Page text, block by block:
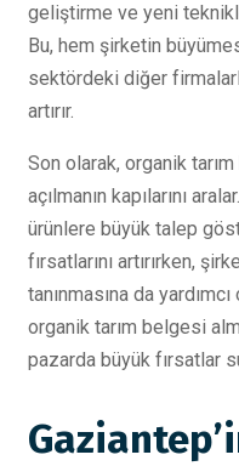
geliştirme ve yeni
Bu, hem şirketin
sektördeki diğer
artırır.
Son olarak, organik
açılmanın kapılarını
ürünlere büyük talep
fırsatlarını artırırken,
tanınmasına da
organik tarım belgesi
pazarda büyük fırsatlar